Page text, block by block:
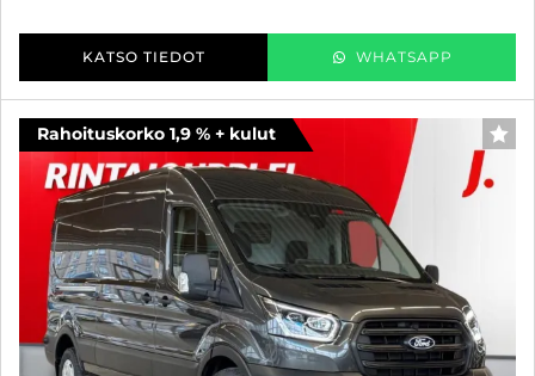
KATSO TIEDOT WHATSAPP
Rahoituskorko 1,9 % + kulut